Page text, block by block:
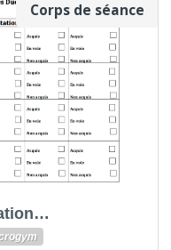
Corps de séance